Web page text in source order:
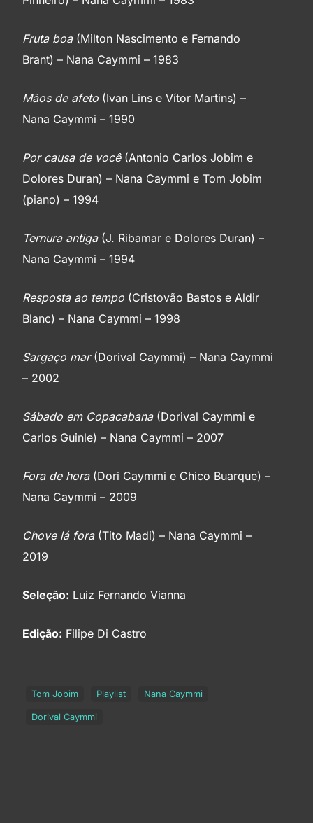
Fruta boa(Milton Nascimento e Fernando
Brant) – Nana Caymmi – 1983
Mãos de afeto (Ivan Lins e Vítor Martins) –
Nana Caymmi – 1990
Por causa de você(Antonio Carlos Jobim e
Dolores Duran) – Nana Caymmi e Tom Jobim
(piano) – 1994
Ternura antiga(J. Ribamar e Dolores Duran) –
Nana Caymmi – 1994
Resposta ao tempo (Cristovão Bastos e Aldir
Blanc) – Nana Caymmi – 1998
Sargaço mar(Dorival Caymmi) – Nana Caymmi
– 2002
Sábado em Copacabana(Dorival Caymmi e
Carlos Guinle) – Nana Caymmi – 2007
Fora de hora(Dori Caymmi e Chico Buarque) –
Nana Caymmi – 2009
Chove lá fora(Tito Madi) – Nana Caymmi –
2019
Seleção: Luiz Fernando Vianna
Edição: Filipe Di Castro
Tom Jobim Playlist Nana Caymmi
Dorival Caymmi